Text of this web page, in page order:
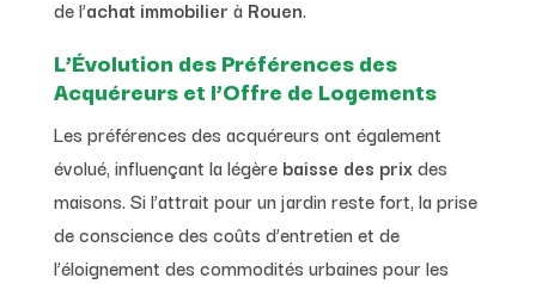
de l’achat immobilier à Rouen.
L’Évolution des Préférences des
Acquéreurs et l’Offre de Logements
Les préférences des acquéreurs ont également
évolué, influençant la légère baisse des prixdes
maisons. Si l’attrait pour un jardin reste fort, la prise
de conscience des coûts d’entretien et de
l’éloignement des commodités urbaines pour les